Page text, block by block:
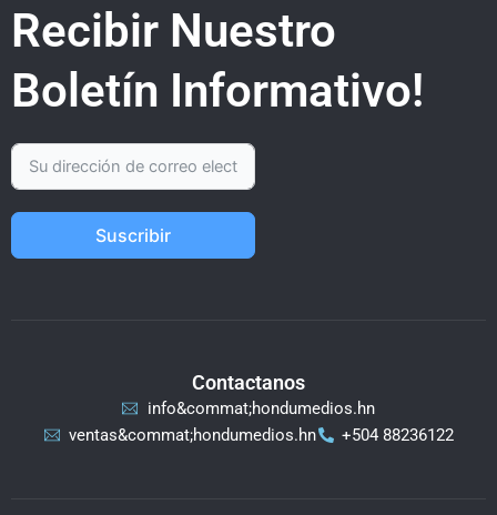
Recibir Nuestro
Boletín Informativo!
Suscribir
Contactanos
info&commat;hondumedios.hn
ventas&commat;hondumedios.hn
+504 88236122